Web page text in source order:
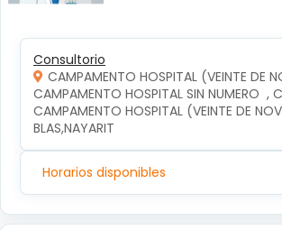
Consultorio
CAMPAMENTO HOSPITAL (VEINTE DE
CAMPAMENTO HOSPITAL SIN NUMERO  ,
CAMPAMENTO HOSPITAL (VEINTE DE
BLAS,NAYARIT
Horarios disponibles